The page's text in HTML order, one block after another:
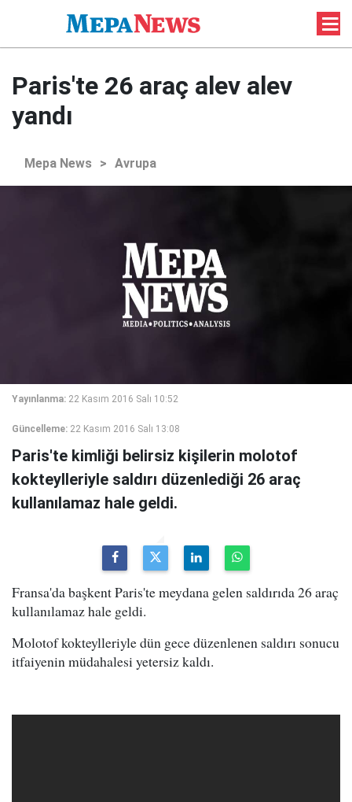
Paris'te 26 araç alev alev
yandı
Mepa News > Avrupa
Yayınlanma: 22 Kasım 2016 Salı 10:52
Güncelleme: 22 Kasım 2016 Salı 13:08
Paris'te kimliği belirsiz kişilerin molotof
kokteylleriyle saldırı düzenlediği 26 araç
kullanılamaz hale geldi.
Fransa'da başkent Paris'te meydana gelen saldırıda 26 araç
kullanılamaz hale geldi.
Molotof kokteylleriyle dün gece düzenlenen saldırı sonucu
itfaiyenin müdahalesi yetersiz kaldı.